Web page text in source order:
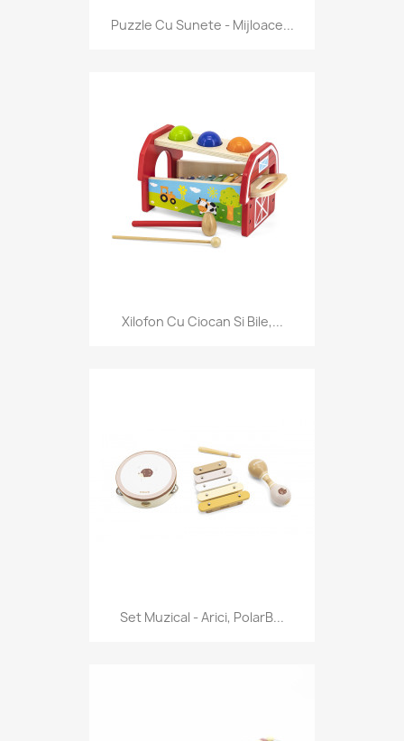
Puzzle Cu Sunete - Mijloace...
Xilofon Cu Ciocan Si Bile,...
Set Muzical - Arici, PolarB...